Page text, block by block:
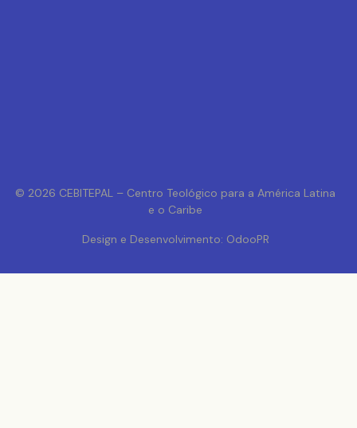
© 2026 CEBITEPAL – Centro Teológico para a América Latina
e o Caribe
Design e Desenvolvimento: OdooPR